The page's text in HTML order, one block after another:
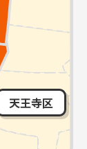
天王寺区